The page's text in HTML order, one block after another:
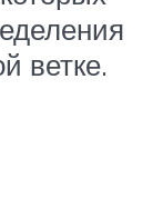
ветке.